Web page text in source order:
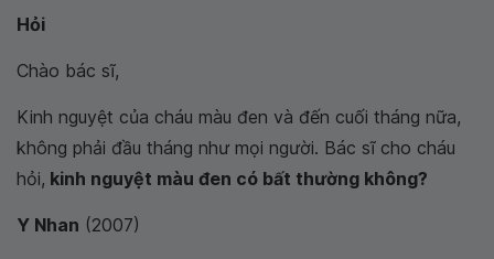
Hỏi
Chào bác sĩ,
Kinh nguyệt của cháu màu đen và đến cuối tháng nữa,
không phải đầu tháng như mọi người. Bác sĩ cho cháu
hỏi, kinh nguyệt màu đen có bất thường không?
Y Nhan (2007)